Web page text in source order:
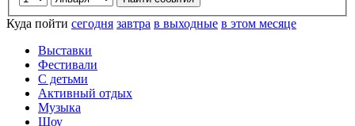
Куда пойти сегодня завтра в выходные в этом месяце
Выставки
Фестивали
С детьми
Активный отдых
Музыка
Шоу